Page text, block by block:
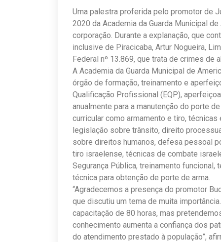
Uma palestra proferida pelo promotor de
2020 da Academia da Guarda Municipal
corporação. Durante a explanação, que
inclusive de Piracicaba, Artur Nogueira,
Federal nº 13.869, que trata de crimes de
A Academia da Guarda Municipal de
órgão de formação, treinamento e
Qualificação Profissional (EQP),
anualmente para a manutenção do porte
curricular como armamento e tiro,
legislação sobre trânsito, direito
sobre direitos humanos, defesa pessoal
tiro israelense, técnicas de combate
Segurança Pública, treinamento
técnica para obtenção de porte de arma.
“Agradecemos a presença do promotor
que discutiu um tema de muita
capacitação de 80 horas, mas
conhecimento aumenta a confiança dos
do atendimento prestado à população”,